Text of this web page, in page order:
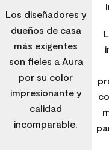
Los diseñadores y
dueños de casa
más exigentes
son fieles a Aura
por su color
impresionante y
calidad
incomparable.